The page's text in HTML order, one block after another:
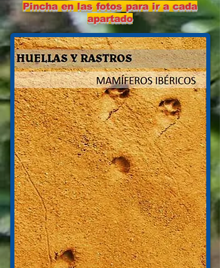
Pincha en las fotos para ir a cada
apartado